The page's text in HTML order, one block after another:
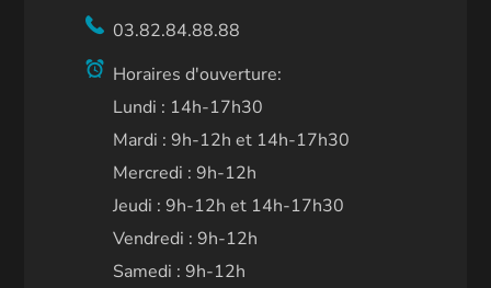
03.82.84.88.88
Horaires d'ouverture:
Lundi : 14h-17h30
Mardi : 9h-12h et 14h-17h30
Mercredi : 9h-12h
Jeudi : 9h-12h et 14h-17h30
Vendredi : 9h-12h
Samedi : 9h-12h